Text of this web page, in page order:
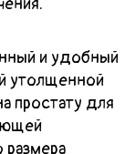
и удобный
утолщенной
простату для
размера